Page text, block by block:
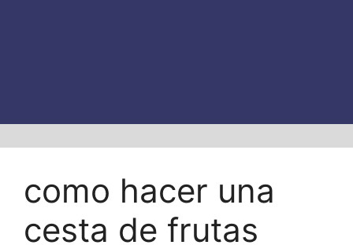
como hacer una
cesta de frutas